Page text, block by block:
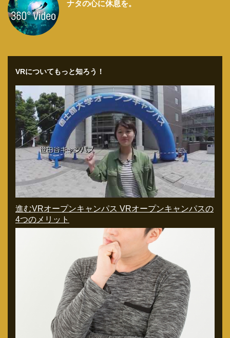
ナタの心に休息を。
VRについてもっと知ろう！
進むVRオープンキャンパス VRオープンキャンパスの
4つのメリット